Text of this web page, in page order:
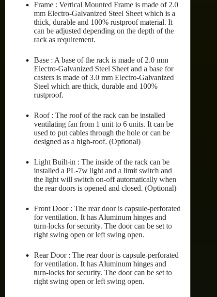
Frame : Vertical Mounted Frame is made of 2.0
mm Electro-Galvanized Steel Sheet which is a
thick, durable and 100% rustproof material. It
can be adjusted depending on the depth of the
rack as requirement.
Base : A base of the rack is made of 2.0 mm
Electro-Galvanized Steel Sheet and a base for
casters is made of 3.0 mm Electro-Galvanized
Steel which are thick, durable and 100%
rustproof.
Roof : The roof of the rack can be installed
ventilating fan from 1 unit to 6 units. It can be
used to put cables through the hole or can be
designed as a high-roof. (Optional)
Light Built-in : The inside of the rack can be
installed a PL-7w light and a limit switch and
the light will switch on-off automatically when
the rear doors is opened and closed. (Optional)
Front Door : The rear door is capsule-perforated
for ventilation. It has Aluminum hinges and
turn-locks for security. The door can be set to
right swing open or left swing open.
Rear Door : The rear door is capsule-perforated
for ventilation. It has Aluminum hinges and
turn-locks for security. The door can be set to
right swing open or left swing open.